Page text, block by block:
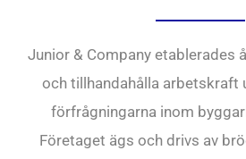
Junior & Company etablerades
och tillhandahålla arbetskraft
förfrågningarna inom
Företaget ägs och drivs av